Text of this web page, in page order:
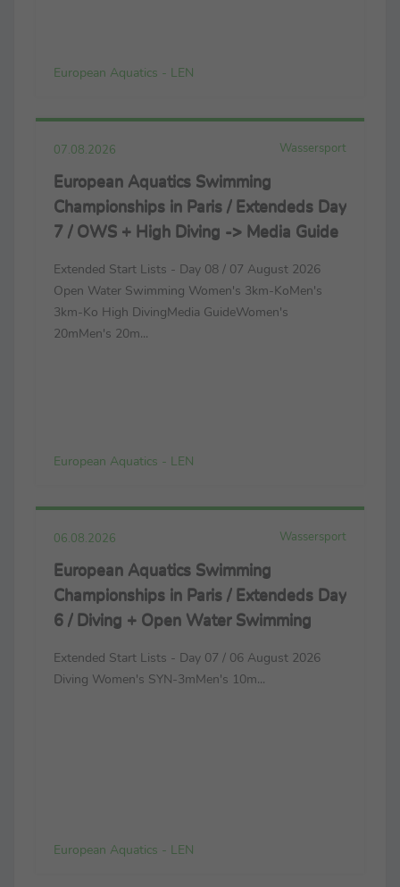
European Aquatics - LEN
07.08.2026 Wassersport
European Aquatics Swimming
Championships in Paris / Extendeds Day
7 / OWS + High Diving -> Media Guide
Extended Start Lists - Day 08 / 07 August 2026
Open Water Swimming Women's 3km-KoMen's
3km-Ko High DivingMedia GuideWomen's
20mMen's 20m...
European Aquatics - LEN
06.08.2026 Wassersport
European Aquatics Swimming
Championships in Paris / Extendeds Day
6 / Diving + Open Water Swimming
Extended Start Lists - Day 07 / 06 August 2026
Diving Women's SYN-3mMen's 10m...
European Aquatics - LEN